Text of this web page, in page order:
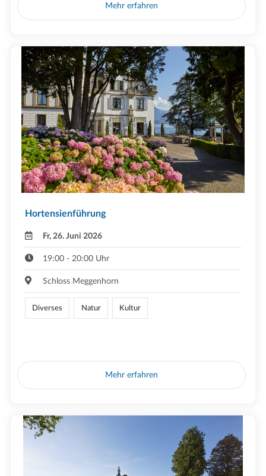
Mehr erfahren
Hortensienführung
Fr, 26. Juni 2026
19:00 - 20:00 Uhr
Schloss Meggenhorn
Diverses Natur Kultur
Mehr erfahren